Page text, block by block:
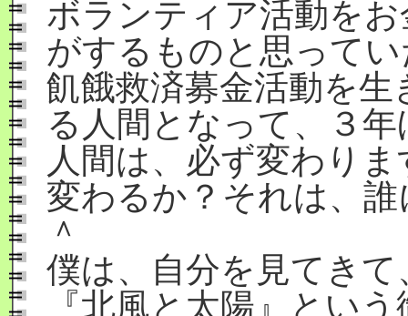
ボランティア活動を
がするものと思って
飢餓救済募金活動を
る人間となって、３年
人間は、必ず変わり
変わるか？それは、
＾
僕は、自分を見てき
『北風と太陽』とい